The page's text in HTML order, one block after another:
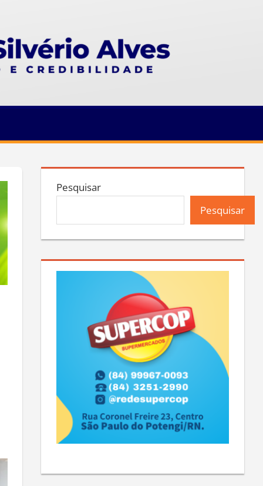
Pesquisar
Pesquisar